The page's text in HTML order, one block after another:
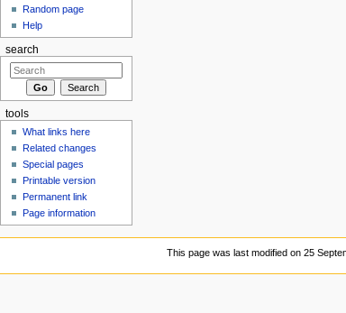
Random page
Help
search
tools
What links here
Related changes
Special pages
Printable version
Permanent link
Page information
This page was last modified on 25